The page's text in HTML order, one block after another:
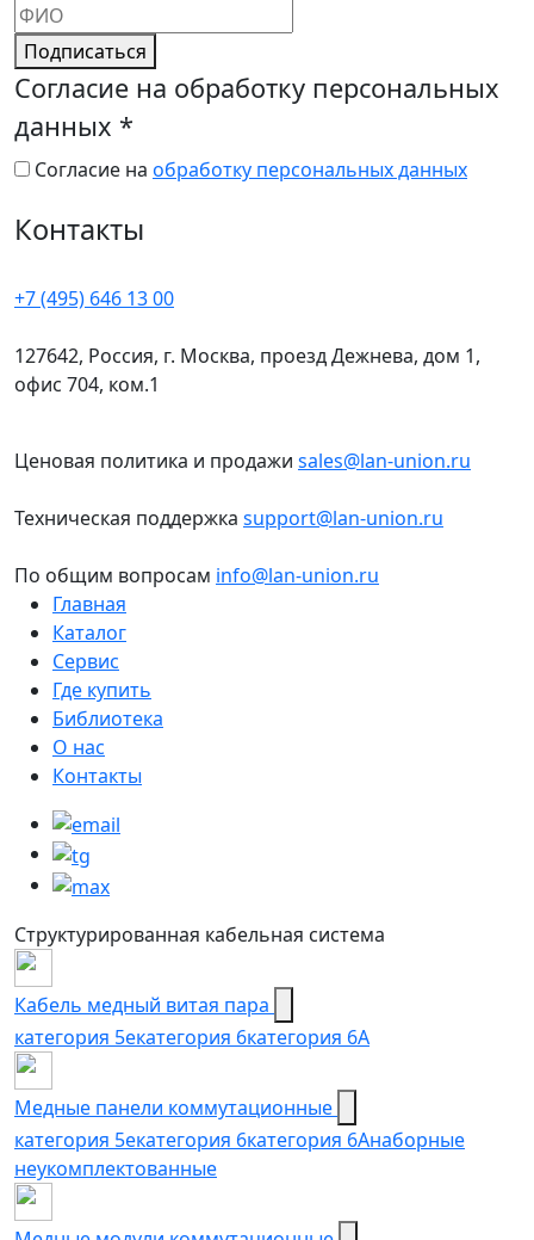
Подписаться
Согласие на обработку персональных
данных *
Согласие на обработку персональных данных
Контакты
+7 (495) 646 13 00
127642, Россия, г. Москва, проезд Дежнева, дом 1,
офис 704, ком.1
Ценовая политика и продажи sales@lan-union.ru
Техническая поддержка support@lan-union.ru
По общим вопросам info@lan-union.ru
Главная
Каталог
Сервис
Где купить
Библиотека
О нас
Контакты
Структурированная кабельная система
Кабель медный витая пара
категория 5eкатегория 6категория 6А
Медные панели коммутационные
категория 5екатегория 6категория 6Aнаборные
неукомплектованные